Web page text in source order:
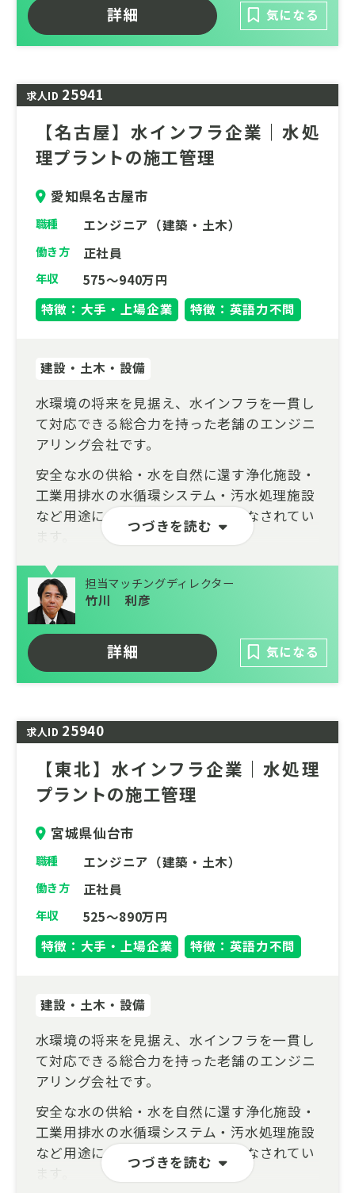
術を持ち、安心・安全な水利用を約束しま
す。
詳細 気になる
求人ID 25941
【名古屋】水インフラ企業｜水処
理プラントの施工管理
愛知県名古屋市
職種 エンジニア（建築・土木）
働き方 正社員
年収
575～940万円
特徴：大手・上場企業
特徴：英語力不問
つづきを読む
建設・土木・設備
水環境の将来を見据え、水インフラを一貫し
て対応できる総合力を持った老舗のエンジニ
アリング会社です。
安全な水の供給・水を自然に還す浄化施設・
工業用排水の水循環システム・汚水処理施設
など用途に合わせた様々な運用がなされてい
ます。
設計・施工・運用・メンテナンスまで一貫し
て対応できる総合力を武器に、自然や環境に
配慮された建設施工、革新的な水処理技術の
研究開発、耐震性に優れた鋼管製造の加工技
術を持ち、安心・安全な水利用を約束しま
す。
担当マッチングディレクター
竹川 利彦
詳細 気になる
求人ID 25940
【東北】水インフラ企業｜水処理
プラントの施工管理
宮城県仙台市
職種 エンジニア（建築・土木）
働き方 正社員
年収
525～890万円
特徴：大手・上場企業
特徴：英語力不問
つづきを読む
建設・土木・設備
水環境の将来を見据え、水インフラを一貫し
て対応できる総合力を持った老舗のエンジニ
アリング会社です。
安全な水の供給・水を自然に還す浄化施設・
工業用排水の水循環システム・汚水処理施設
など用途に合わせた様々な運用がなされてい
ます。